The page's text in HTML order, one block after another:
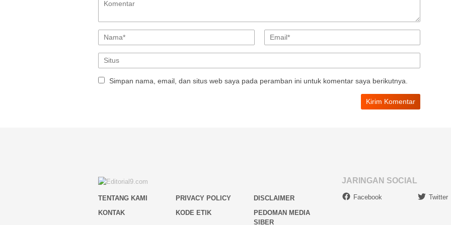
Simpan nama, email, dan situs web saya pada peramban ini untuk komentar saya berikutnya.
TENTANG KAMI PRIVACY POLICY
DISCLAIMER
KONTAK
KODE ETIK
PEDOMAN MEDIA
SIBER
JARINGAN SOCIAL
Facebook Twitter